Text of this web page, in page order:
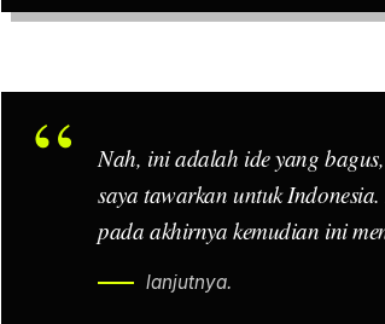
Nah, ini adalah ide yang
saya tawarkan untuk
pada akhirnya kemudian ini
lanjutnya.